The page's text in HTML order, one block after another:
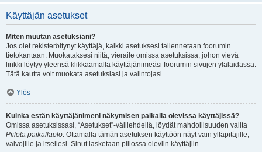
Käyttäjän asetukset
Miten muutan asetuksiani?
Jos olet rekisteröitynyt käyttäjä, kaikki asetuksesi tallennetaan foorumin
tietokantaan. Muokataksesi niitä, vieraile omissa asetuksissa, johon vievä
linkki löytyy yleensä klikkaamalla käyttäjänimeäsi foorumin sivujen ylälaidassa.
Tätä kautta voit muokata asetuksiasi ja valintojasi.
Ylös
Kuinka estän käyttäjänimeni näkymisen paikalla olevissa käyttäjissä?
Omissa asetuksissasi, “Asetukset”-välilehdellä, löydät mahdollisuuden valita
Piilota paikallaolo. Ottamalla tämän asetuksen käyttöön näyt vain ylläpitäjille,
valvojille ja itsellesi. Sinut lasketaan piilossa oleviin käyttäjiin.